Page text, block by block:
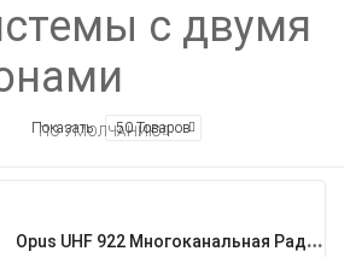
с двумя
ПО УМОЛЧАНИЮ
Показать 50 Товаров
O
Pus UHF 922 Многоканальная Радиосистема С Двумя Динамическими Микрофонами